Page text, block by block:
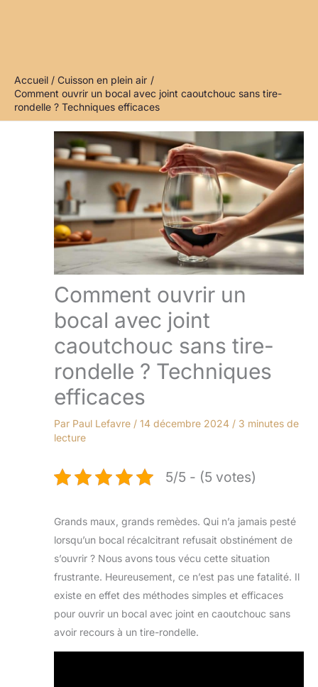
Accueil
Cuisson en plein air
Comment ouvrir un bocal avec joint caoutchouc sans tire-
rondelle ? Techniques efficaces
Comment ouvrir un
bocal avec joint
caoutchouc sans tire-
rondelle ? Techniques
efficaces
Par Paul Lefavre / 14 décembre 2024 / 3 minutes de
lecture
5/5 - (5 votes)
Grands maux, grands remèdes. Qui n’a jamais pesté
lorsqu’un bocal récalcitrant refusait obstinément de
s’ouvrir ? Nous avons tous vécu cette situation
frustrante. Heureusement, ce n’est pas une fatalité. Il
existe en effet des méthodes simples et efficaces
pour ouvrir un bocal avec joint en caoutchouc sans
avoir recours à un tire-rondelle.